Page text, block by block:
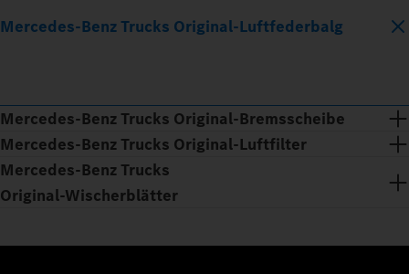
Mercedes‑Benz Trucks Original‑Luftfederbalg
Mercedes‑Benz Trucks Original‑Bremsscheibe
Mercedes‑Benz Trucks Original‑Luftfilter
Mercedes‑Benz Trucks
Original‑Wischerblätter